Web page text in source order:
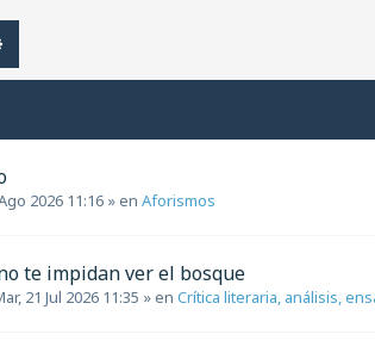
2026 11:16 » en Aforismos
te impidan ver el bosque
21 Jul 2026 11:35 » en Crítica literaria, análisis,